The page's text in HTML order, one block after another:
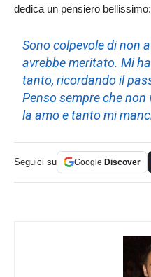
dedica un pensiero bellissimo:
Sono colpevole di non
avrebbe meritato. Mi
tanto, ricordando il
Penso sempre che
la amo e tanto mi
Seguici su Google Discover